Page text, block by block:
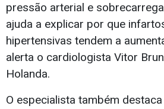
pressão arterial e
ajuda a explicar por que
hipertensivas tendem a
alerta o cardiologista Vitor
Holanda.
O especialista também